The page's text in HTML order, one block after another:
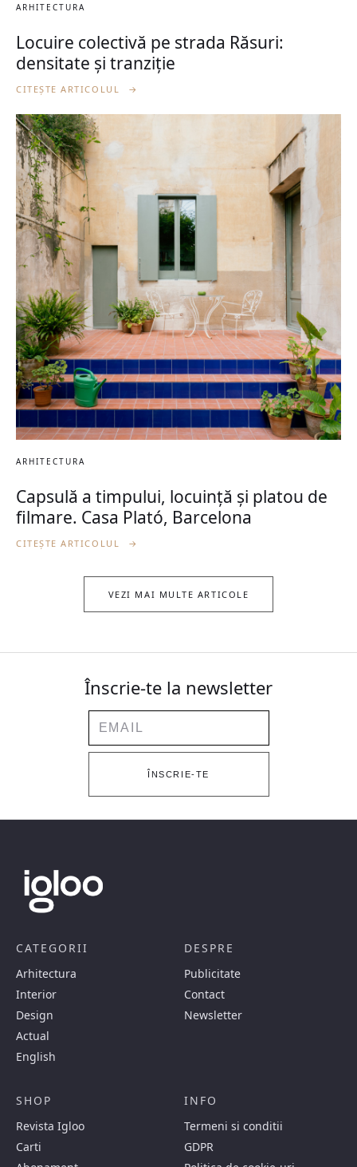
ARHITECTURA
Locuire colectivă pe strada Răsuri:
densitate și tranziție
CITEȘTE ARTICOLUL →
ARHITECTURA
Capsulă a timpului, locuință și platou de
filmare. Casa Plató, Barcelona
CITEȘTE ARTICOLUL →
VEZI MAI MULTE ARTICOLE
Înscrie-te la newsletter
Email
ÎNSCRIE-TE
CATEGORII
Arhitectura
Interior
Design
Actual
English
DESPRE
Publicitate
Contact
Newsletter
SHOP
Revista Igloo
Carti
INFO
Termeni si conditii
GDPR